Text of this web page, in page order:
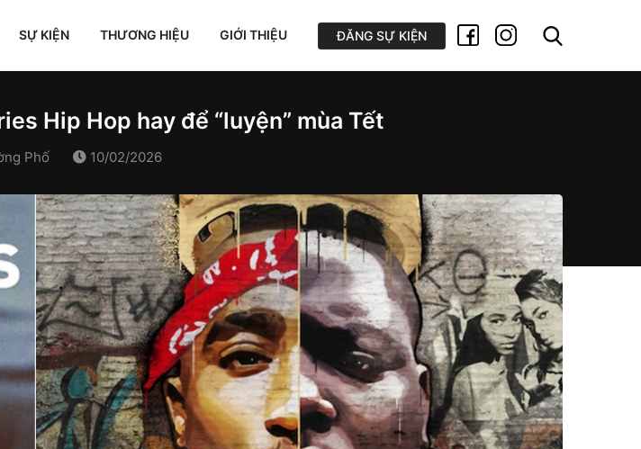
SỰ KIỆN THƯƠNG HIỆU GIỚI THIỆU ĐĂNG SỰ KIỆN
Hip Hop hay để “luyện” mùa Tết
Phố 10/02/2026